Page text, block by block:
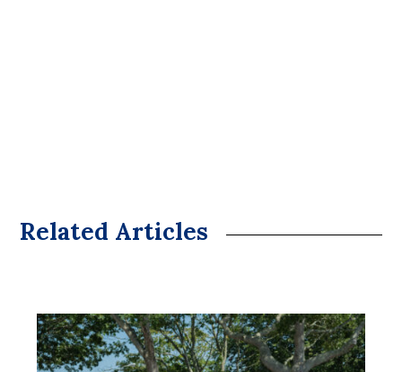
Related Articles